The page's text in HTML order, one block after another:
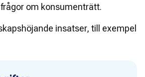
om konsumenträtt.
insatser, till exempel